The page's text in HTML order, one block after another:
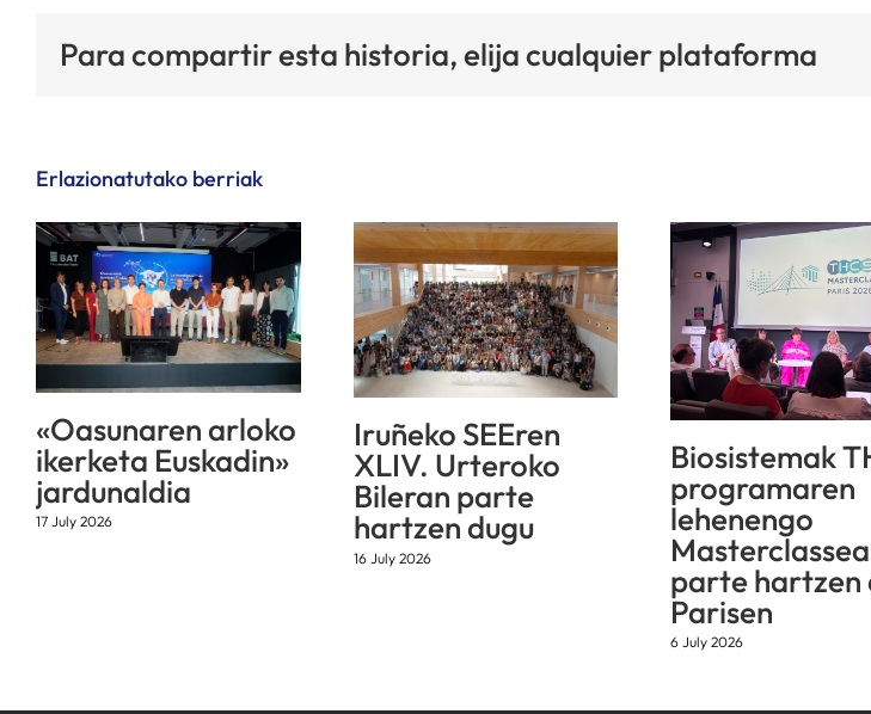
Para compartir esta historia, elija cualquier plataforma
Erlazionatutako berriak
«Oasunaren arloko
ikerketa Euskadin»
jardunaldia
17 July 2026
Iruñeko SEEren
XLIV. Urteroko
Bileran parte
hartzen dugu
16 July 2026
Biosistemak
programaren
lehenengo
parte hartzen
Parisen
6 July 2026